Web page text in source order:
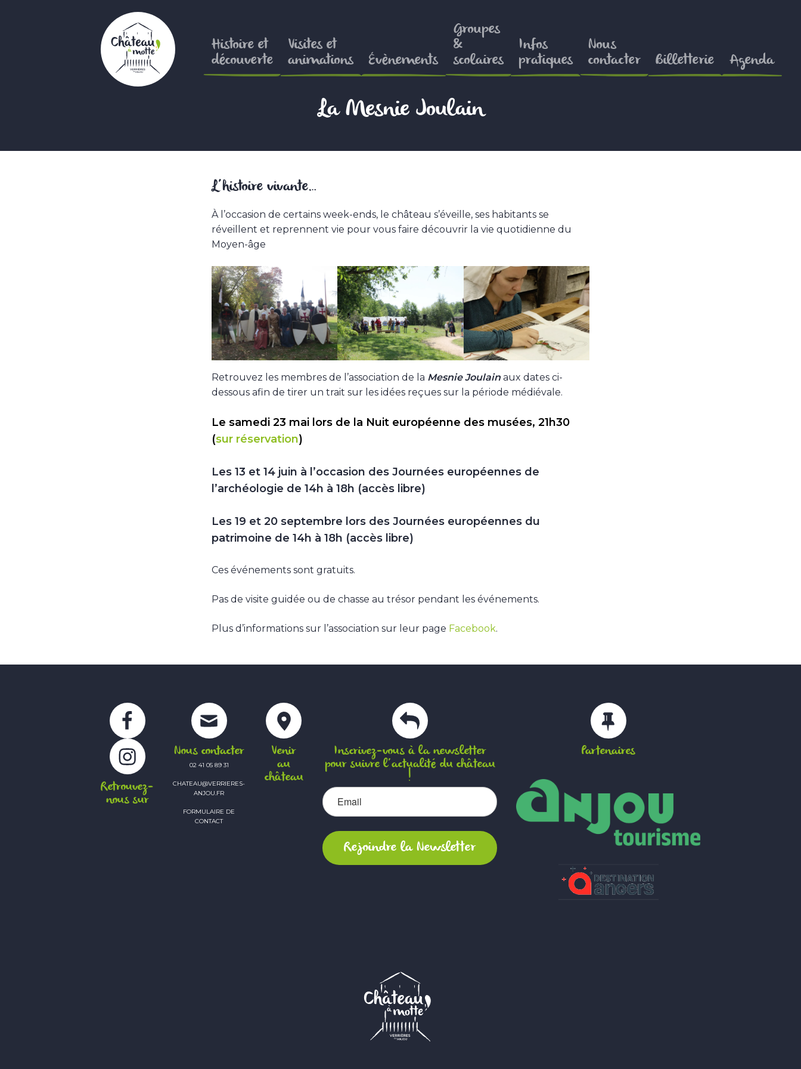
Histoire et
découverte
Visites et
animations Évènements
Groupes
&
scolaires
Infos
pratiques
Nous
contacter Billetterie Agenda
La Mesnie Joulain
L’histoire vivante…
À l’occasion de certains week-ends, le château s’éveille, ses habitants se
réveillent et reprennent vie pour vous faire découvrir la vie quotidienne du
Moyen-âge
Retrouvez les membres de l’association de la Mesnie Joulainaux dates ci-
dessous afin de tirer un trait sur les idées reçues sur la période médiévale.
Le samedi 23 mai lors de la Nuit européenne des musées, 21h30
(sur réservation)
Les 13 et 14 juin à l’occasion des Journées européennes de
l’archéologie de 14h à 18h (accès libre)
Les 19 et 20 septembre lors des Journées européennes du
patrimoine de 14h à 18h (accès libre)
Ces événements sont gratuits.
Pas de visite guidée ou de chasse au trésor pendant les événements.
Plus d’informations sur l’association sur leur page Facebook.
Retrouvez-
nous sur
Facebook
Instagram Nous contacter
02 41 05 89 31
CHATEAU@VERRIERES-
ANJOU.FR
FORMULAIRE DE
CONTACT
Venir
au
château
Inscrivez-vous à la newsletter
pour suivre l’actualité du château
!
Partenaires